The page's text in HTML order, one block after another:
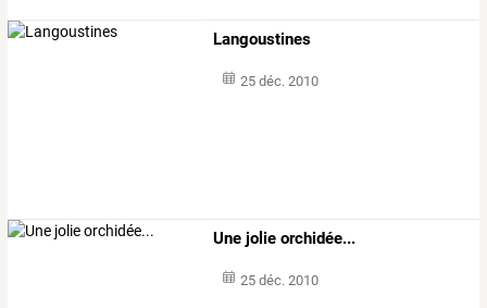
Langoustines
25 déc. 2010
Une jolie orchidée...
25 déc. 2010